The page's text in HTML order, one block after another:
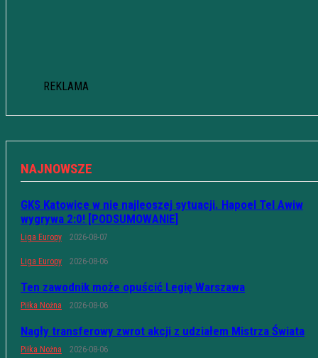
REKLAMA
NAJNOWSZE
GKS Katowice w nie najleoszej sytuacji. Hapoel Tel Awiw
wygrywa 2:0! [PODSUMOWANIE]
Liga Europy 2026-08-07
Liga Europy 2026-08-06
Ten zawodnik może opuścić Legię Warszawa
Piłka Nożna 2026-08-06
Nagły transferowy zwrot akcji z udziałem Mistrza Świata
Piłka Nożna 2026-08-06